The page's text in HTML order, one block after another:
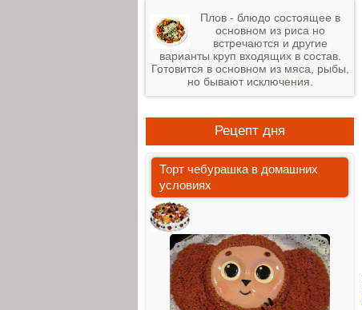
Плов - блюдо состоящее в
основном из риса но
встречаются и другие
варианты круп входящих в состав.
Готовится в основном из мяса, рыбы,
но бывают исключения.
Рецепт дня
Торт чебурашка в домашних
условиях